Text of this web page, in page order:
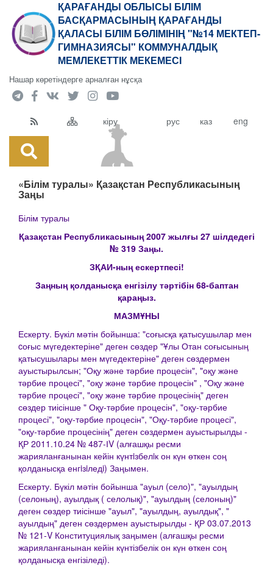
ҚАРАҒАНДЫ ОБЛЫСЫ БІЛІМ
БАСҚАРМАСЫНЫҢ ҚАРАҒАНДЫ
ҚАЛАСЫ БІЛІМ БӨЛІМІНІҢ "№14 МЕКТЕП-
ГИМНАЗИЯСЫ" КОММУНАЛДЫҚ
МЕМЛЕКЕТТІК МЕКЕМЕСІ
Нашар көретіндерге арналған нұсқа
кіру рус каз eng
«Білім туралы» Қазақстан Республикасының
Заңы
Білім туралы
Қазақстан Республикасының 2007 жылғы 27 шілдедегі
№ 319 Заңы.
ЗҚАИ-ның ескертпесі!
Заңның қолданысқа енгізілу тәртібін 68-баптан
қараңыз.
МАЗМҰНЫ
Ескерту. Бүкіл мәтін бойынша: "соғысқа қатысушылар мен
cоғыс мүгедектеріне" деген сөздер "Ұлы Отан соғысының
қатысушылары мен мүгедектеріне" деген сөздермен
ауыстырылсын; "Оқу және тәрбие процесін", "оқу және
тәрбие процесі", "оқу және тәрбие процесін" , "Оқу және
тәрбие процесі", "оқу және тәрбие процесінің" деген
сөздер тиісінше " Оқу-тәрбие процесін", "оқу-тәрбие
процесі", "оқу-тәрбие процесін", "Оқу-тәрбие процесі",
"оқу-тәрбие процесінің" деген сөздермен ауыстырылды -
ҚР 2011.10.24 № 487-ІV (алғашқы ресми
жарияланғанынан кейін күнтiзбелiк он күн өткен соң
қолданысқа енгiзiледi) Заңымен.
Ескерту. Бүкіл мәтін бойынша "ауыл (село)", "ауылдың
(селоның), ауылдық ( селолық)", "ауылдың (селоның)"
деген сөздер тиісінше "ауыл", "ауылдың, ауылдық", "
ауылдың" деген сөздермен ауыстырылды - ҚР 03.07.2013
№ 121-V Конституциялық заңымен (алғашқы ресми
жарияланғанынан кейін күнтізбелік он күн өткен соң
қолданысқа енгізіледі).